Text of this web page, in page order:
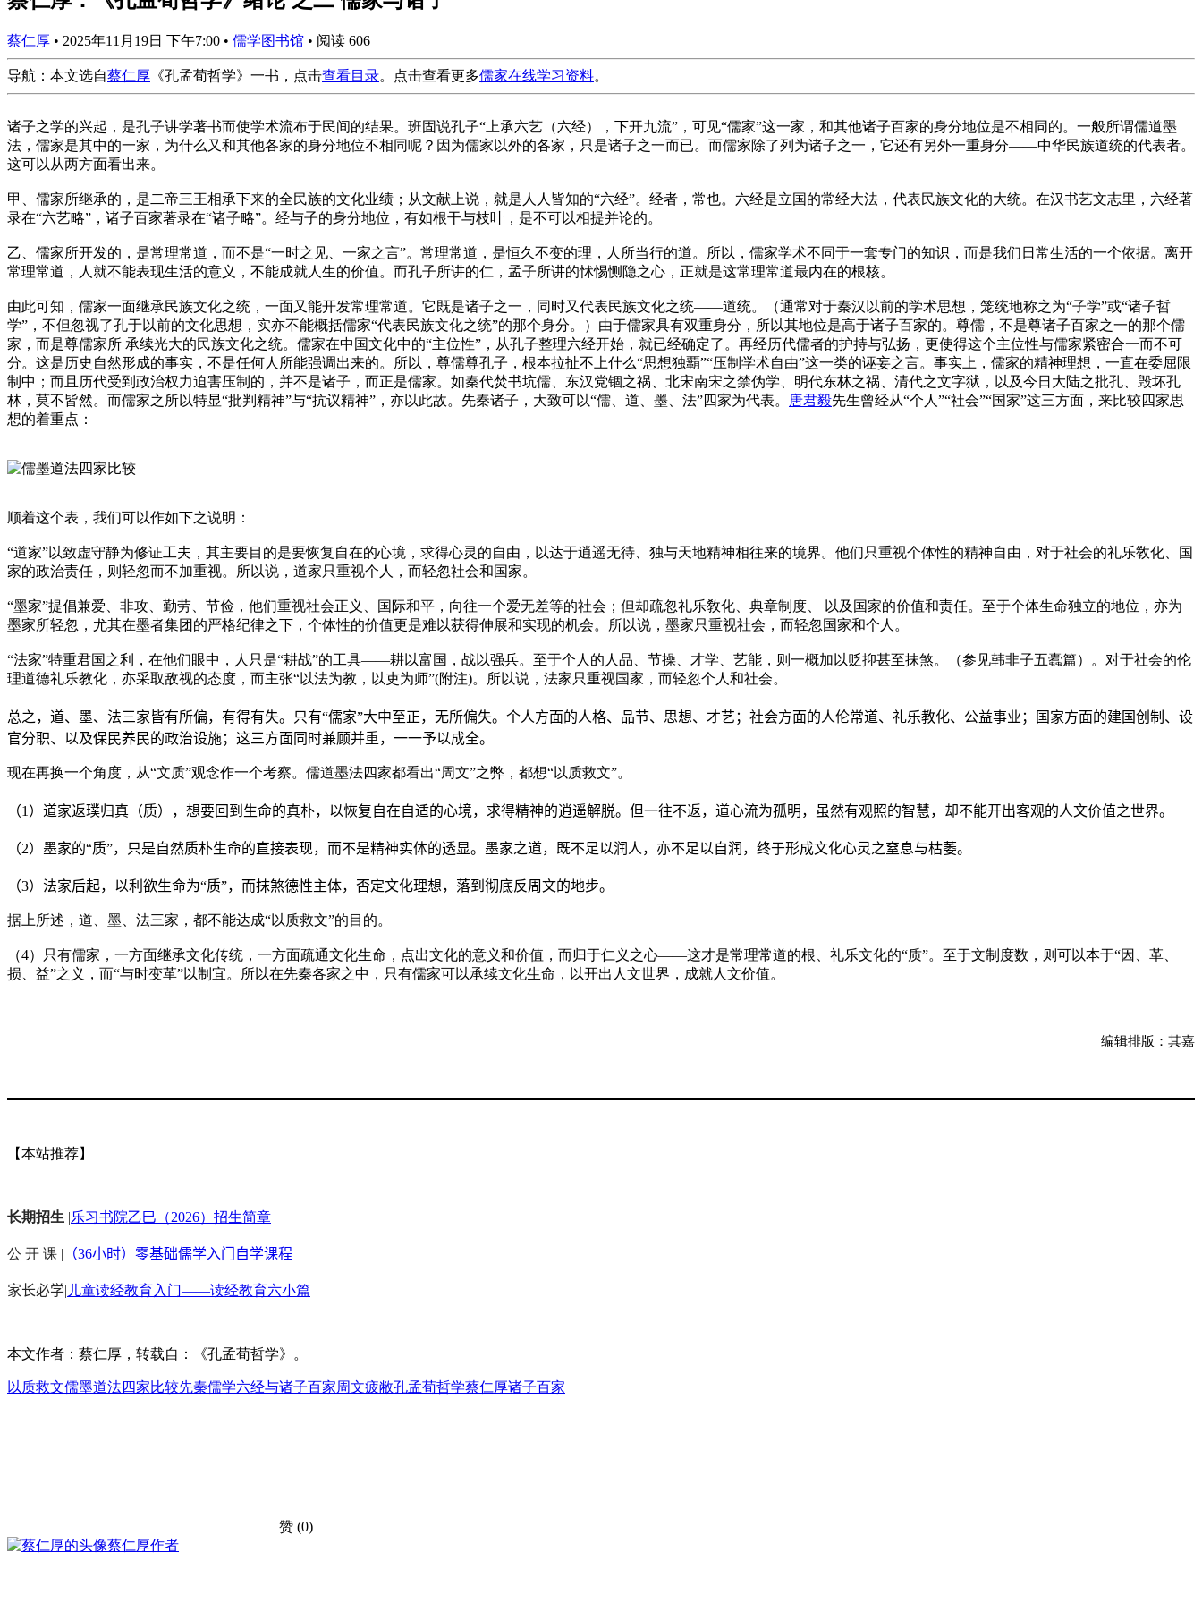
蔡仁厚 • 2025年11月19日 下午7:00 • 儒学图书馆 • 阅读 606
导航：本文选自蔡仁厚 《孔孟荀哲学》一书，点击查看目录。点击查看更多儒家在线学习资料。
诸子之学的兴起，是孔子讲学著书而使学术流布于民间的结果。班固说孔子“上承六艺（六经），下开九流”，可见“儒家”这一家，和其他诸子百家的身分地位是不相同的。一般所谓儒道墨
法，儒家是其中的一家，为什么又和其他各家的身分地位不相同呢？因为儒家以外的各家，只是诸子之一而已。而儒家除了列为诸子之一，它还有另外一重身分——中华民族道统的代表者。
这可以从两方面看出来。
甲、儒家所继承的，是二帝三王相承下来的全民族的文化业绩；从文献上说，就是人人皆知的“六经”。经者，常也。六经是立国的常经大法，代表民族文化的大统。在汉书艺文志里，六经著
录在“六艺略”，诸子百家著录在“诸子略”。经与子的身分地位，有如根干与枝叶，是不可以相提并论的。
乙、儒家所开发的，是常理常道，而不是“一时之见、一家之言”。常理常道，是恒久不变的理，人所当行的道。所以，儒家学术不同于一套专门的知识，而是我们日常生活的一个依据。离开
常理常道，人就不能表现生活的意义，不能成就人生的价值。而孔子所讲的仁，孟子所讲的怵惕恻隐之心，正就是这常理常道最内在的根核。
由此可知，儒家一面继承民族文化之统，一面又能开发常理常道。它既是诸子之一，同时又代表民族文化之统——道统。
（通常对于秦汉以前的学术思想，笼统地称之为“子学”或“诸子哲
学”，不但忽视了孔于以前的文化思想，实亦不能概括儒家“代表民族文化之统”的那个身分。） 由于儒家具有双重身分，所以其地位是高于诸子百家的。尊儒，不是尊诸子百家之一的那个儒
家，而是尊儒家所 承续光大的民族文化之统。儒家在中国文化中的“主位性”，从孔子整理六经开始，就已经确定了。再经历代儒者的护持与弘扬，更使得这个主位性与儒家紧密合一而不可
分。这是历史自然形成的事实，不是任何人所能强调出来的。所以，尊儒尊孔子，根本拉扯不上什么“思想独覇”“压制学术自由”这一类的诬妄之言。事实上，儒家的精神理想，一直在委屈限
制中；而且历代受到政治权力迫害压制的，并不是诸子，而正是儒家。如秦代焚书坑儒、东汉党锢之祸、北宋南宋之禁伪学、明代东林之祸、清代之文字狱，以及今日大陆之批孔、毁坏孔
林，莫不皆然。而儒家之所以特显“批判精神”与“抗议精神”，亦以此故。先秦诸子，大致可以“儒、道、墨、法”四家为代表。
唐君毅先生曾经从“个人”“社会”“国家”这三方面，来比较四家思
想的着重点：
顺着这个表，我们可以作如下之说明：
“道家”以致虚守静为修证工夫，其主要目的是要恢复自在的心境，求得心灵的自由，以达于逍遥无待、独与天地精神相往来的境界。他们只重视个体性的精神自由，对于社会的礼乐敎化、国
家的政治责任，则轻忽而不加重视。所以说，道家只重视个人，而轻忽社会和国家。
“墨家”提倡兼爱、非攻、勤劳、节俭，他们重视社会正义、国际和平，向往一个爱无差等的社会；但却疏忽礼乐敎化、典章制度、 以及国家的价值和责任。至于个体生命独立的地位，亦为
墨家所轻忽，尤其在墨者集团的严格纪律之下，个体性的价值更是难以获得伸展和实现的机会。所以说，墨家只重视社会，而轻忽国家和个人。
“法家”特重君国之利，在他们眼中，人只是“耕战”的工具——耕以富国，战以强兵。至于个人的人品、节操、才学、艺能，则一概加以贬抑甚至抹煞。（参见韩非子五蠹篇）。对于社会的伦
理道德礼乐教化，亦采取敌视的态度，而主张“以法为教，以吏为师”(附注)。所以说，法家只重视国家，而轻忽个人和社会。
总之，道、墨、法三家皆有所偏，有得有失。只有“儒家”大中至正，无所偏失。个人方面的人格、品节、思想、才艺；社会方面的人伦常道、礼乐教化、公益事业；国家方面的建国创制、设
官分职、以及保民养民的政治设施；这三方面同时兼顾并重，一一予以成全。
现在再换一个角度，从“文质”观念作一个考察。儒道墨法四家都看出“周文”之弊，都想“以质救文”。
（1 ）道家返璞归真（质），想要回到生命的真朴，以恢复自在自适的心境，求得精神的逍遥解脱。但一往不返，道心流为孤明，虽然有观照的智慧，却不能开出客观的人文价值之世界。
（2）墨家的“质”，只是自然质朴生命的直接表现，而不是精神实体的透显。墨家之道，既不足以润人，亦不足以自润，终于形成文化心灵之窒息与枯萎。
（3）法家后起，以利欲生命为“质”，而抹煞德性主体，否定文化理想，落到彻底反周文的地步。
据上所述，道、墨、法三家，都不能达成“以质救文”的目的。
（4）只有儒家，一方面继承文化传统，一方面疏通文化生命，点出文化的意义和价值，而归于仁义之心——这才是常理常道的根、礼乐文化的“质”。至于文制度数，则可以本于“因、革、
损、益”之义，而“与时变革”以制宜。所以在先秦各家之中，只有儒家可以承续文化生命，以开出人文世界，成就人文价值。
编辑排版：其嘉
【本站推荐】
长期招生 |乐习书院乙巳（2026）招生简章
公 开 课 | （36小时）零基础儒学入门自学课程
家长必学| 儿童读经教育入门——读经教育六小篇
本文作者：蔡仁厚，转载自：《孔孟荀哲学》。
以质救文儒墨道法四家比较先秦儒学六经与诸子百家周文疲敝孔孟荀哲学蔡仁厚诸子百家
赞 (0)
蔡仁厚作者